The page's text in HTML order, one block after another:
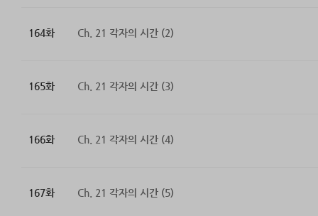
164화 Ch. 21 각자의 시간 (2)
165화 Ch. 21 각자의 시간 (3)
166화 Ch. 21 각자의 시간 (4)
167화 Ch. 21 각자의 시간 (5)